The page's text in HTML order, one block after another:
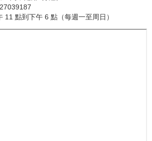
11 點到下午 6 點（每週一至周日）